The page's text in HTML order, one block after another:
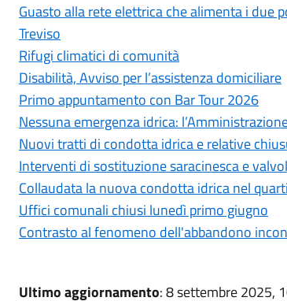
Guasto alla rete elettrica che alimenta i due
Treviso
Rifugi climatici di comunità
Disabilità, Avviso per l’assistenza domiciliare
Primo appuntamento con Bar Tour 2026
Nessuna emergenza idrica:
Nuovi tratti di condotta idrica e relative
Interventi di sostituzione saracinesca e
Collaudata la nuova condotta idrica nel
Uffici comunali chiusi lunedì primo giugno
Contrasto al fenomeno dell'abbandono
Ultimo aggiornamento: 8 settembre 2025,